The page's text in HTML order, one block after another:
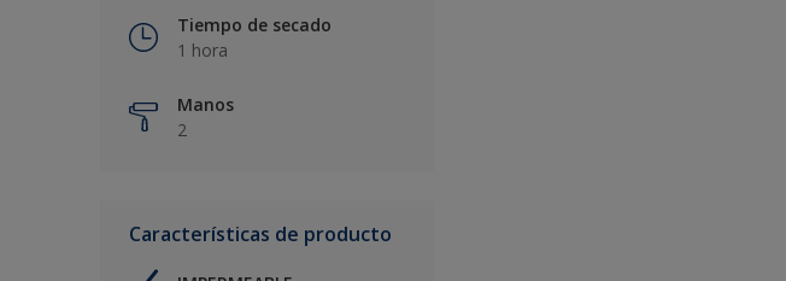
Tiempo de secado
1 hora
Manos
2
Características de producto